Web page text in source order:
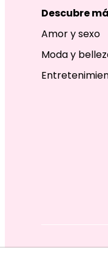
Descubre
Amor y sexo
Moda y
EDITORIAL